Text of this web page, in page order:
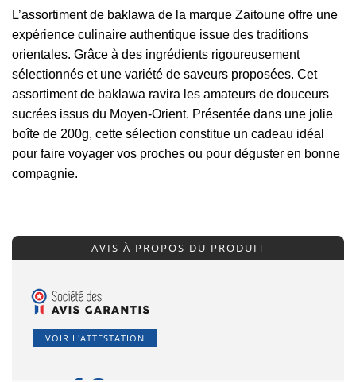
L’assortiment de baklawa de la marque Zaitoune offre une
expérience culinaire authentique issue des traditions
orientales. Grâce à des ingrédients rigoureusement
sélectionnés et une variété de saveurs proposées. Cet
assortiment de baklawa ravira les amateurs de douceurs
sucrées issus du Moyen-Orient. Présentée dans une jolie
boîte de 200g, cette sélection constitue un cadeau idéal
pour faire voyager vos proches ou pour déguster en bonne
compagnie.
AVIS À PROPOS DU PRODUIT
VOIR L'ATTESTATION